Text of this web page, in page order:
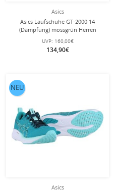
Asics
Asics Laufschuhe GT-2000 14
(Dämpfung) mossgrün Herren
UVP: 160,00€
134,90€
Asics
NEU